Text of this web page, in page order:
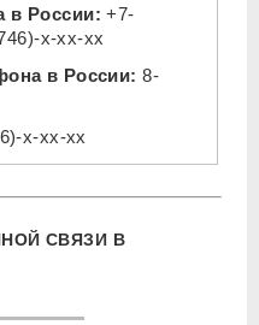
в России: +7-
x-xx-xx
в России: 8-
x-xx-xx
СВЯЗИ В